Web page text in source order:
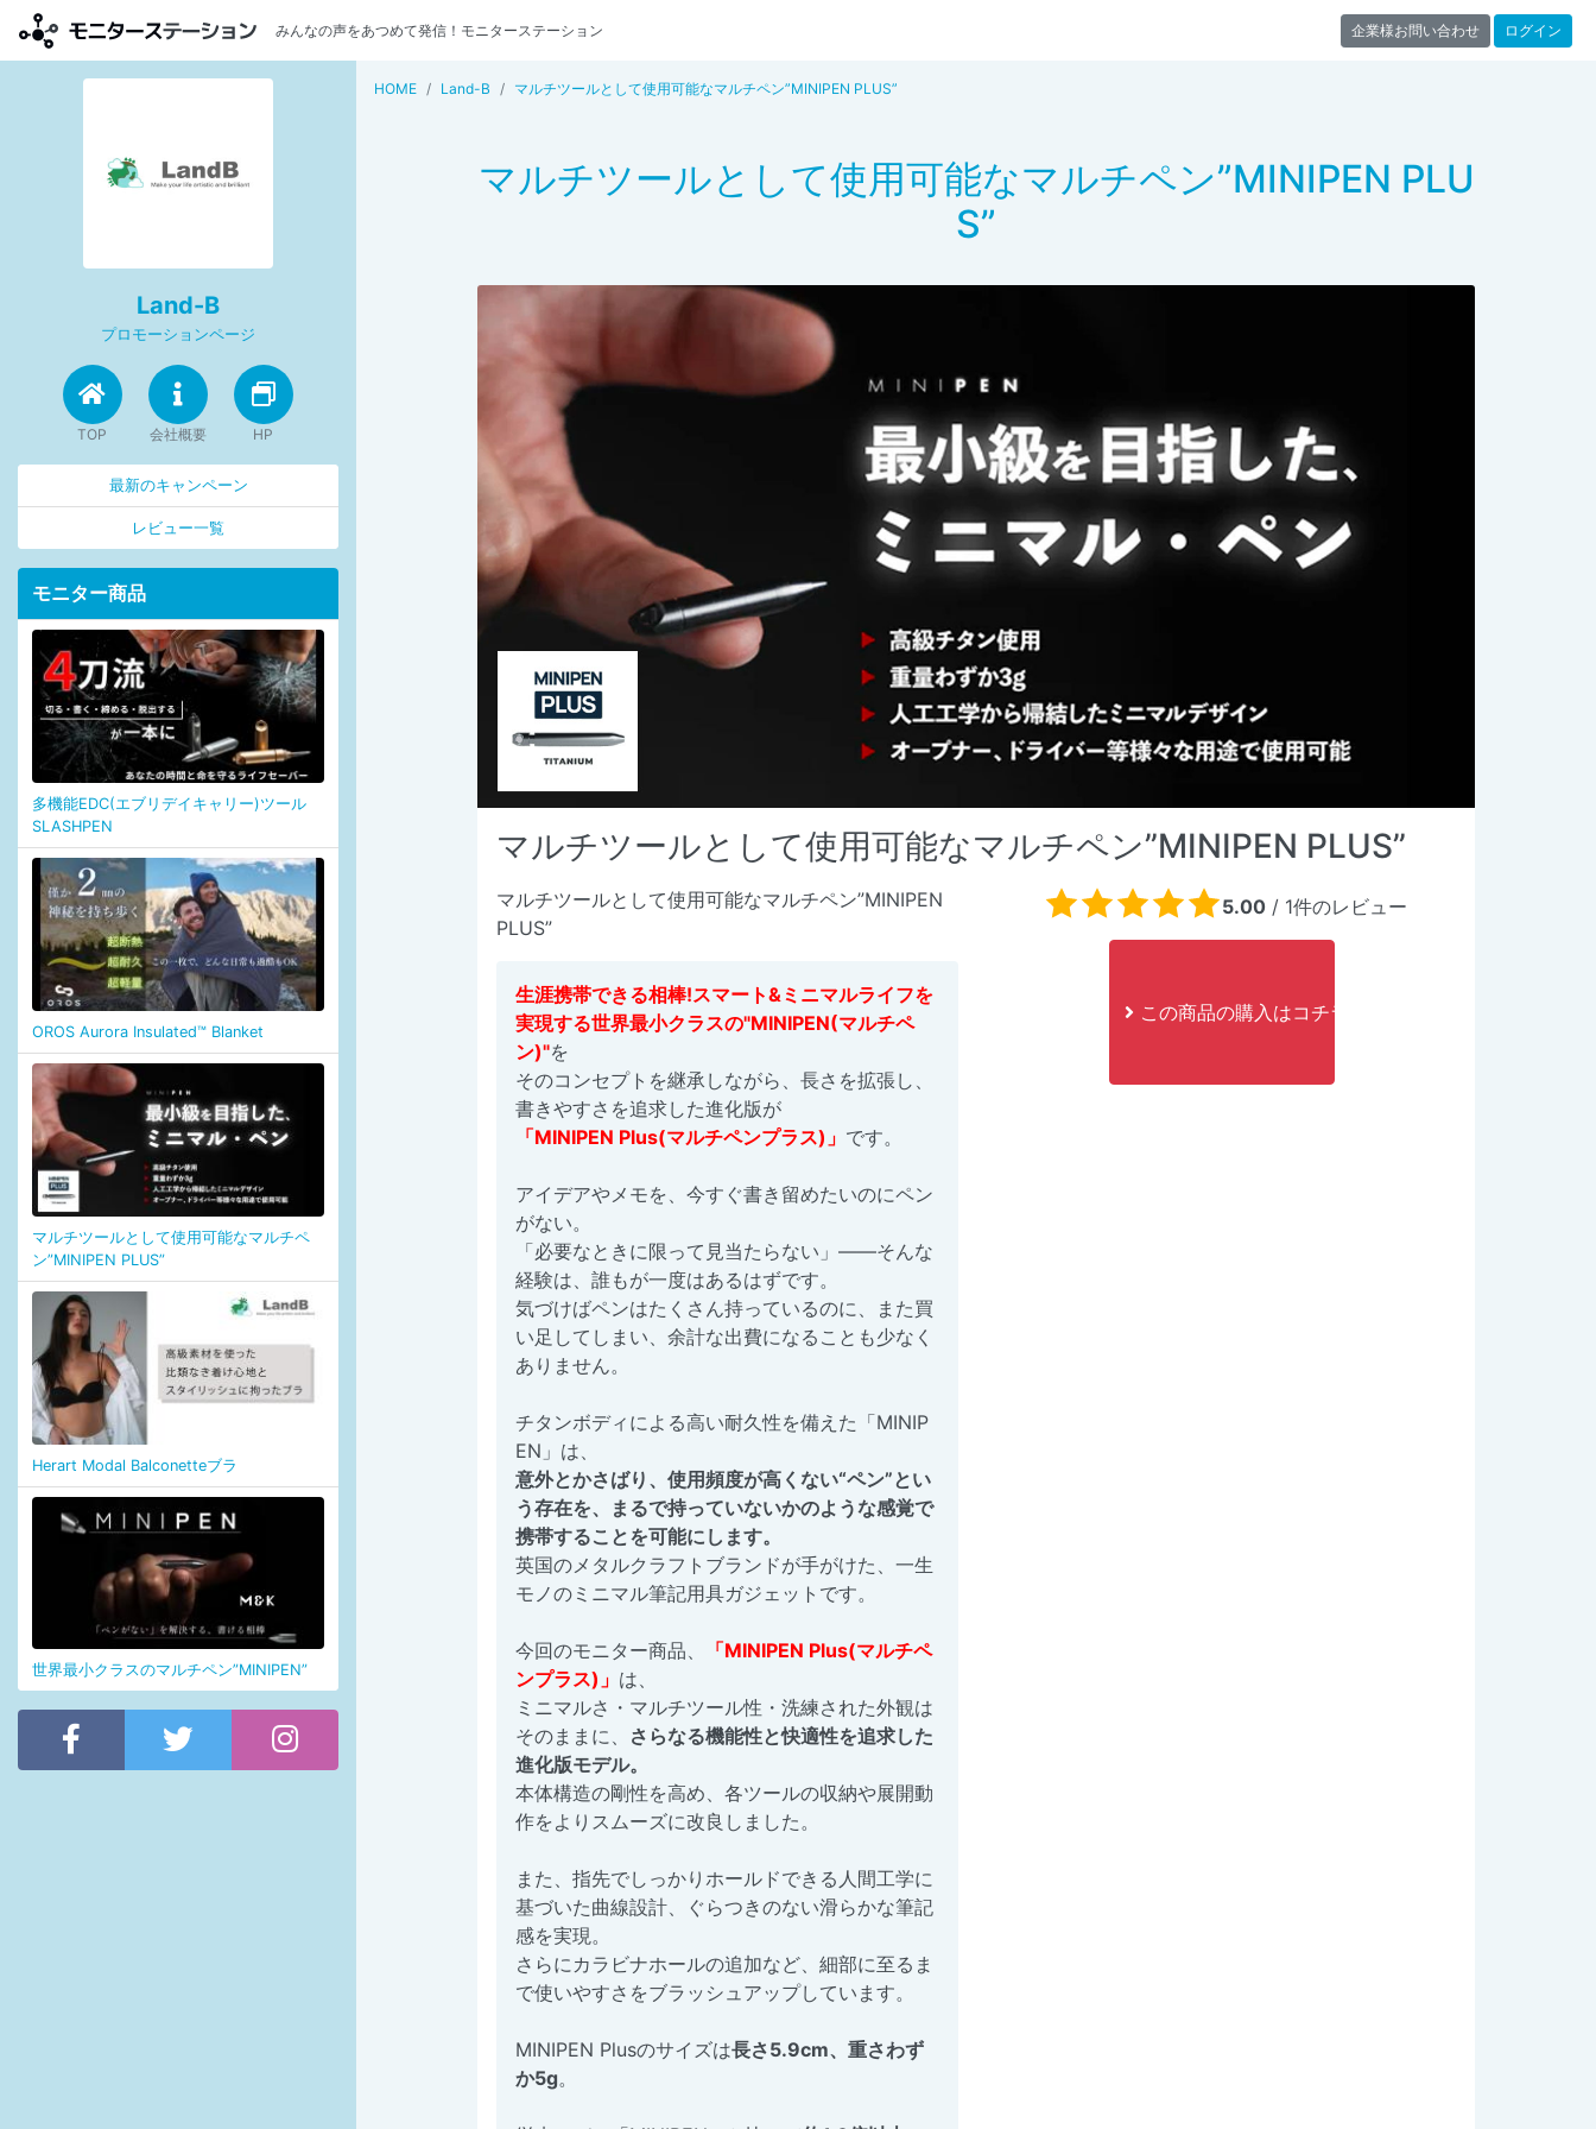
みんなの声をあつめて発信！モニターステーション 企業様お問い合わせ ログイン
HOME Land-B マルチツールとして使用可能なマルチペン”MINIPEN PLUS”
マルチツールとして使用可能なマルチペン”MINIPEN PLU
S”
マルチツールとして使用可能なマルチペン”MINIPEN PLUS”
マルチツールとして使用可能なマルチペン”MINIPEN
PLUS”
生涯携帯できる相棒!スマート&ミニマルライフを
実現する世界最小クラスの"MINIPEN(マルチペ
ン)"を
そのコンセプトを継承しながら、長さを拡張し、
書きやすさを追求した進化版が
「MINIPEN Plus(マルチペンプラス)」 です。
アイデアやメモを、今すぐ書き留めたいのにペン
がない。
「必要なときに限って見当たらない」――そんな
経験は、誰もが一度はあるはずです。
気づけばペンはたくさん持っているのに、また買
い足してしまい、余計な出費になることも少なく
ありません。
チタンボディによる高い耐久性を備えた「MINIP
EN」は、
意外とかさばり、使用頻度が高くない“ペン”とい
う存在を、まるで持っていないかのような感覚で
携帯することを可能にします。
英国のメタルクラフトブランドが手がけた、一生
モノのミニマル筆記用具ガジェットです。
今回のモニター商品、
「MINIPEN Plus(マルチペ
ンプラス)」 は、
ミニマルさ・マルチツール性・洗練された外観は
そのままに、 さらなる機能性と快適性を追求した
進化版モデル。
本体構造の剛性を高め、各ツールの収納や展開動
作をよりスムーズに改良しました。
また、指先でしっかりホールドできる人間工学に
基づいた曲線設計、ぐらつきのない滑らかな筆記
感を実現。
さらにカラビナホールの追加など、細部に至るま
で使いやすさをブラッシュアップしています。
MINIPEN Plusのサイズは長さ5.9cm、重さわず
か5g。
5.00/ 1件のレビュー
この商品の購入はコチラ
Land-B
プロモーションページ
TOP 会社概要 HP
最新のキャンペーン
レビュー一覧
モニター商品
多機能EDC(エブリデイキャリー)ツール
SLASHPEN
OROS Aurora Insulated™ Blanket
マルチツールとして使用可能なマルチペ
ン”MINIPEN PLUS”
Herart Modal Balconetteブラ
世界最小クラスのマルチペン”MINIPEN”